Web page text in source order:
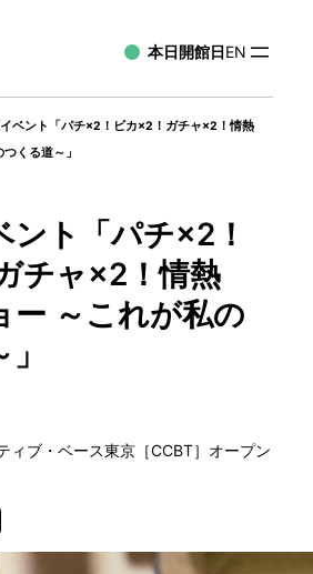
本日開館日EN
イベント「パチ×2！ビカ×2！ガチャ×2！情熱
くる道～」
ント「パチ×2！
チャ×2！情熱
ー ～これが私の
ィブ・ベース東京［CCBT］オープン